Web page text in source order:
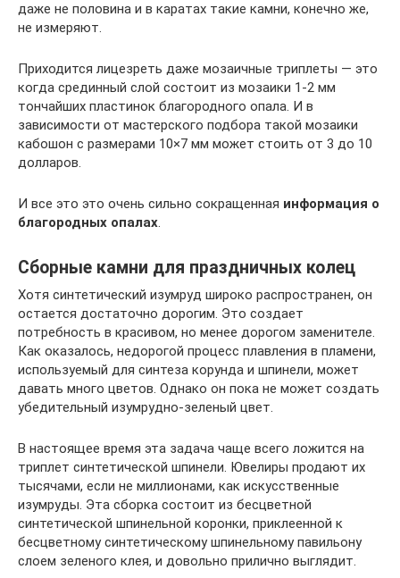
даже не половина и в каратах такие камни, конечно же,
не измеряют.
Приходится лицезреть даже мозаичные триплеты — это
когда срединный слой состоит из мозаики 1-2 мм
тончайших пластинок благородного опала. И в
зависимости от мастерского подбора такой мозаики
кабошон с размерами 10×7 мм может стоить от 3 до 10
долларов.
И все это это очень сильно сокращенная информация о
благородных опалах.
Сборные камни для праздничных колец
Хотя синтетический изумруд широко распространен, он
остается достаточно дорогим. Это создает
потребность в красивом, но менее дорогом заменителе.
Как оказалось, недорогой процесс плавления в пламени,
используемый для синтеза корунда и шпинели, может
давать много цветов. Однако он пока не может создать
убедительный изумрудно-зеленый цвет.
В настоящее время эта задача чаще всего ложится на
триплет синтетической шпинели. Ювелиры продают их
тысячами, если не миллионами, как искусственные
изумруды. Эта сборка состоит из бесцветной
синтетической шпинельной коронки, приклеенной к
бесцветному синтетическому шпинельному павильону
слоем зеленого клея, и довольно прилично выглядит.